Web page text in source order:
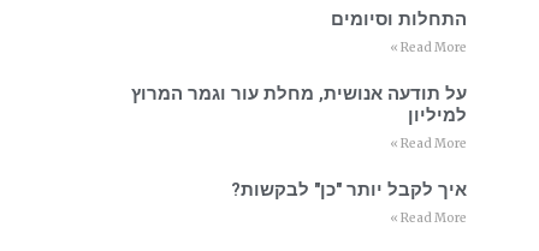
התחלות וסיומים
Read More »
על תודעה אנושית, מחלת עור וגמר המרוץ
למיליון
Read More »
איך לקבל יותר "כן" לבקשות?
Read More »